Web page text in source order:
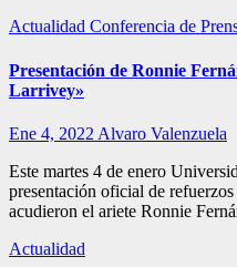
Actualidad Conferencia de
Presentación de Ronnie
Larrivey»
Ene 4, 2022 Alvaro Valenzuela
Este martes 4 de enero
presentación oficial de
acudieron el ariete Ronnie
Actualidad